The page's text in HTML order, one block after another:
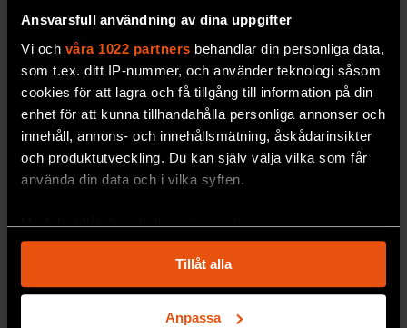
Ansvarsfull användning av dina uppgifter
Vi och våra 1022 partners behandlar din personliga data,
som t.ex. ditt IP-nummer, och använder teknologi såsom
cookies för att lagra och få tillgång till information på din
enhet för att kunna tillhandahålla personliga annonser och
innehåll, annons- och innehållsmätning, åskådarinsikter
och produktutveckling. Du kan själv välja vilka som får
använda din data och i vilka syften.
Med din tillåtelse skulle vi även vilja:
som kan ha en noggrannhet på upp till flera meter
Identifiera din enhet genom att aktivt skanna den
för specifika kännetecken (fingeravtryck)
Tillåt alla
Anpassa
SAMHÄLLE & KULTUR
FORSKARKOMMENTAR Annie Kabala
”Författares upphovsrätt
rättighetshavare ersättning för